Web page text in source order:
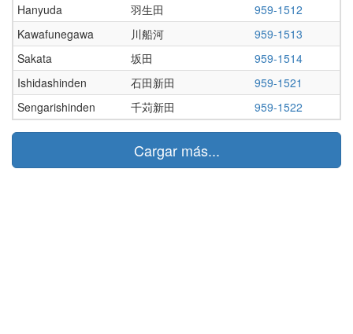
Hanyuda
羽生田
959-1512
Kawafunegawa
川船河
959-1513
Sakata
坂田
959-1514
Ishidashinden
石田新田
959-1521
Sengarishinden
千苅新田 959-1522
Cargar más...